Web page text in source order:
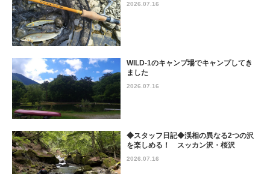
2026.07.16
WILD-1のキャンプ場でキャンプしてき
ました
2026.07.16
◆スタッフ日記◆渓相の異なる2つの沢
を楽しめる！ スッカン沢・桜沢
2026.07.16